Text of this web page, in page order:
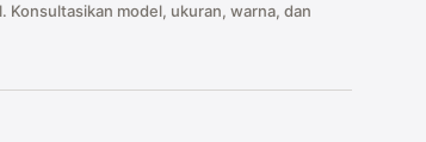
model, ukuran, warna, dan